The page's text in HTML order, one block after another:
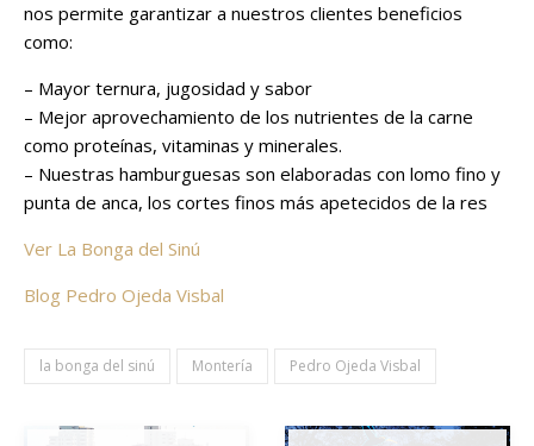
nos permite garantizar a nuestros clientes beneficios
como:
– Mayor ternura, jugosidad y sabor
– Mejor aprovechamiento de los nutrientes de la carne
como proteínas, vitaminas y minerales.
– Nuestras hamburguesas son elaboradas con lomo fino y
punta de anca, los cortes finos más apetecidos de la res
Ver La Bonga del Sinú
Blog Pedro Ojeda Visbal
la bonga del sinú Montería Pedro Ojeda Visbal